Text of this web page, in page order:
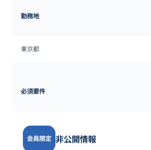
勤務地
東京都
必須要件
会員限定 非公開情報